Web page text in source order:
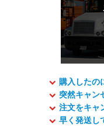
購入したの
突然キャン
注文をキャ
早く発送し